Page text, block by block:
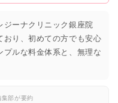
ーナクリニック銀座院
おり、初めての方でも安心
プルな料金体系と、無理な
部が要約